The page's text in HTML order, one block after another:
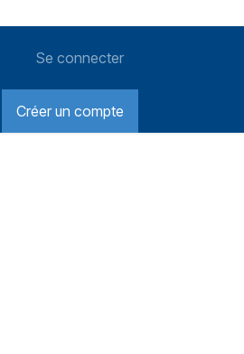
Se connecter
Créer un compte